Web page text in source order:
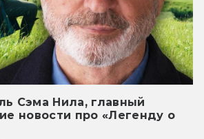
Сэма Нила, главный
новости про «Легенду о